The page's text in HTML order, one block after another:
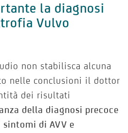
la diagnosi
Vulvo
non stabilisca alcuna
nelle conclusioni il dottor
dei risultati
della diagnosi precoce
sintomi di AVV e